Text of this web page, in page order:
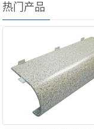
热门产品